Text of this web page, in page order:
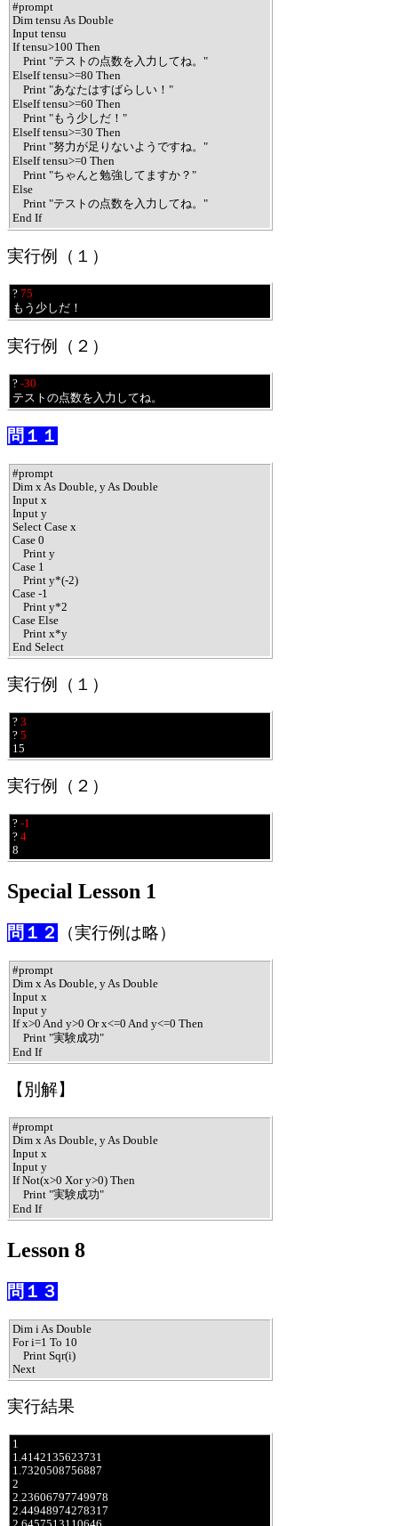
#prompt
Dim tensu As Double
Input tensu
If tensu>100 Then
    Print "テストの点数を入力してね。"
ElseIf tensu>=80 Then
    Print "あなたはすばらしい！"
ElseIf tensu>=60 Then
    Print "もう少しだ！"
ElseIf tensu>=30 Then
    Print "努力が足りないようですね。"
ElseIf tensu>=0 Then
    Print "ちゃんと勉強してますか？"
Else
    Print "テストの点数を入力してね。"
End If
実行例（１）
? 75
もう少しだ！
実行例（２）
? -30
テストの点数を入力してね。
問１１
#prompt
Dim x As Double, y As Double
Input x
Input y
Select Case x
Case 0
    Print y
Case 1
    Print y*(-2)
Case -1
    Print y*2
Case Else
    Print x*y
End Select
実行例（１）
? 3
? 5
15
実行例（２）
? -1
? 4
8
Special Lesson 1
問１２ （実行例は略）
#prompt
Dim x As Double, y As Double
Input x
Input y
If x>0 And y>0 Or x<=0 And y<=0 Then
    Print "実験成功"
End If
【別解】
#prompt
Dim x As Double, y As Double
Input x
Input y
If Not(x>0 Xor y>0) Then
    Print "実験成功"
End If
Lesson 8
問１３
Dim i As Double
For i=1 To 10
    Print Sqr(i)
Next
実行結果
1
1.4142135623731
1.7320508756887
2
2.23606797749978
2.44948974278317